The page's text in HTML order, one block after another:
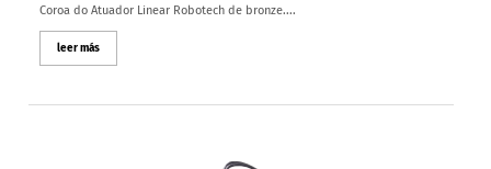
Coroa do Atuador Linear Robotech de bronze....
leer más